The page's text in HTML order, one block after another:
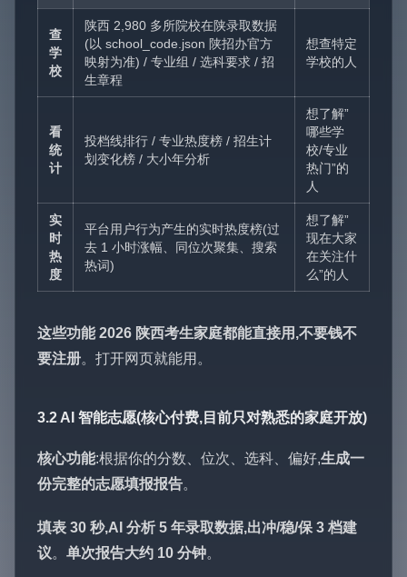
查
学
校
陕西 2,980 多所院校在陕录取数据
(以 school_code.json 陕招办官方
映射为准) / 专业组 / 选科要求 / 招
生章程
想查特定
学校的人
看
统
计
投档线排行 / 专业热度榜 / 招生计
划变化榜 / 大小年分析
想了解”
哪些学
校/专业
热门”的
人
实
时
热
度
平台用户行为产生的实时热度榜(过
去 1 小时涨幅、同位次聚集、搜索
热词)
想了解”
现在大家
在关注什
么”的人
这些功能 2026 陕西考生家庭都能直接用,不要钱不
要注册。打开网页就能用。
3.2 AI 智能志愿(核心付费,目前只对熟悉的家庭开放)
核心功能:根据你的分数、位次、选科、偏好,生成一
份完整的志愿填报报告。
填表 30 秒,AI 分析 5 年录取数据,出冲/稳/保 3 档建
议。 单次报告大约 10 分钟。